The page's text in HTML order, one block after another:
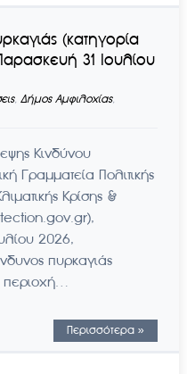
(κατηγορία
31 Ιουλίου
, Δήμος Αμφιλοχίας,
Κινδύνου
Γραμματεία Πολιτικής
Κρίσης &
2026,
πυρκαγιάς
περιοχή…
Περισσότερα »